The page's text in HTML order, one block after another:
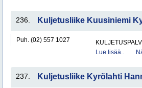
236. Kuljetusliike Kuusiniemi
Puh. (02) 557 1027
Lue lisää..
237. Kuljetusliike Kyrölahti